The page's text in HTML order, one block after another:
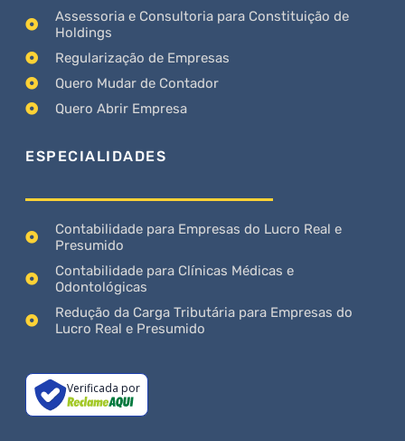
Assessoria e Consultoria para Constituição de
Holdings
Regularização de Empresas
Quero Mudar de Contador
Quero Abrir Empresa
ESPECIALIDADES
Contabilidade para Empresas do Lucro Real e
Presumido
Contabilidade para Clínicas Médicas e
Odontológicas
Redução da Carga Tributária para Empresas do
Lucro Real e Presumido
Verificada por